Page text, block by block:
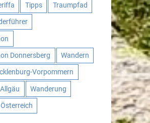
Tipps Traumpfad
Donnersberg Wandern
Vorpommern
Wanderung
Österreich